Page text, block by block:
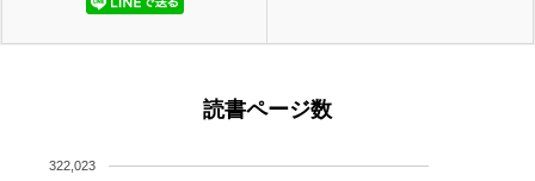
読書ページ数
322,023